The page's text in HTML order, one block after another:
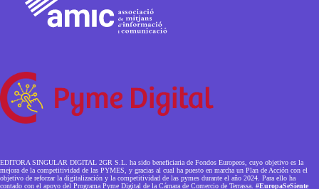
EDITORA SINGULAR DIGITAL 2GR S.L. ha sido beneficiaria de Fondos Europeos, cuyo objetivo es la
mejora de la competitividad de las PYMES, y gracias al cual ha puesto en marcha un Plan de Acción con el
objetivo de reforzar la digitalización y la competitividad de las pymes durante el año 2024. Para ello ha
contado con el apoyo del Programa Pyme Digital de la Cámara de Comercio de Terrassa. #EuropaSeSiente